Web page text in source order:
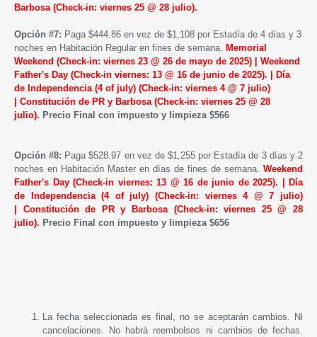
Barbosa (Check-in: viernes 25 @ 28 julio).
Opción #7: Paga $444.86 en vez de $1,108 por Estadía de 4 días y 3
noches en Habitación Regular en fines de semana. Memorial
Weekend (Check-in: viernes 23 @ 26 de mayo de 2025) | Weekend
Father's Day (Check-in viernes: 13 @ 16 de junio de 2025). | Día
de Independencia (4 of july) (Check-in: viernes 4 @ 7 julio)
| Constitución de PR y Barbosa (Check-in: viernes 25 @ 28
julio). Precio Final con impuesto y limpieza $566
Opción #8: Paga $528.97 en vez de $1,255 por Estadía de 3 días y 2
noches en Habitación Master en días de fines de semana. Weekend
Father's Day (Check-in viernes: 13 @ 16 de junio de 2025). | Día
de Independencia (4 of july)
(Check-in: viernes4 @ 7 julio)
|
Constitución de PR y Barbosa (Check-in: viernes 25 @ 28
julio). Precio Final con impuesto y limpieza $656
La fecha seleccionada es final, no se aceptarán cambios. Ni
cancelaciones. No habrá reembolsos ni cambios de fechas.